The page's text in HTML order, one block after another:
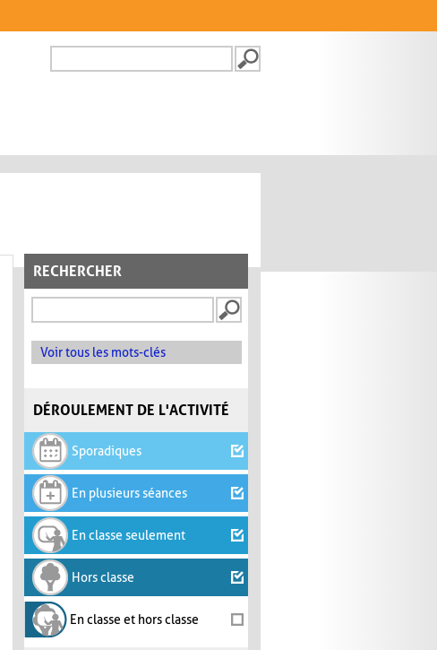
FORMULAIRE DE
RECHERCHER
Voir tous les mots-clés
DÉROULEMENT DE L'ACTIVITÉ
Sporadiques
En plusieurs séances
En classe seulement
Hors classe
En classe et hors classe